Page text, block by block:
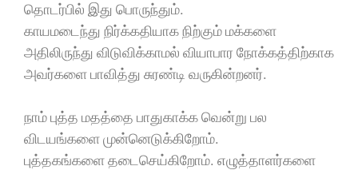
தொடர்பில் இது பொருந்தும்.
காயமடைந்து நிர்க்கதியாக நிற்கும் மக்களை
அதிலிருந்து விடுவிக்காமல் வியாபார நோக்கத்திற்காக
அவர்களை பாவித்து சுரண்டி வருகின்றனர்.
நாம் புத்த மதத்தை பாதுகாக்க வென்று பல
விடயங்களை முன்னெடுக்கிறோம்.
புத்தகங்களை தடைசெய்கிறோம். எழுத்தாளர்களை